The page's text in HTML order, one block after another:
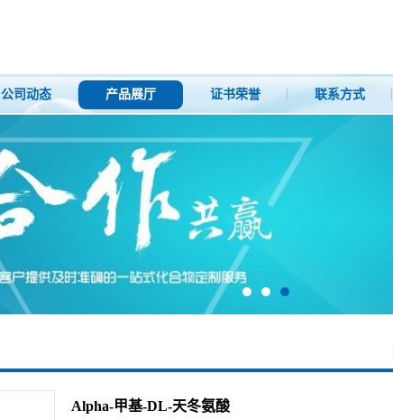
公司动态 产品展厅 证书荣誉 联系方式
Alpha-甲基-DL-天冬氨酸